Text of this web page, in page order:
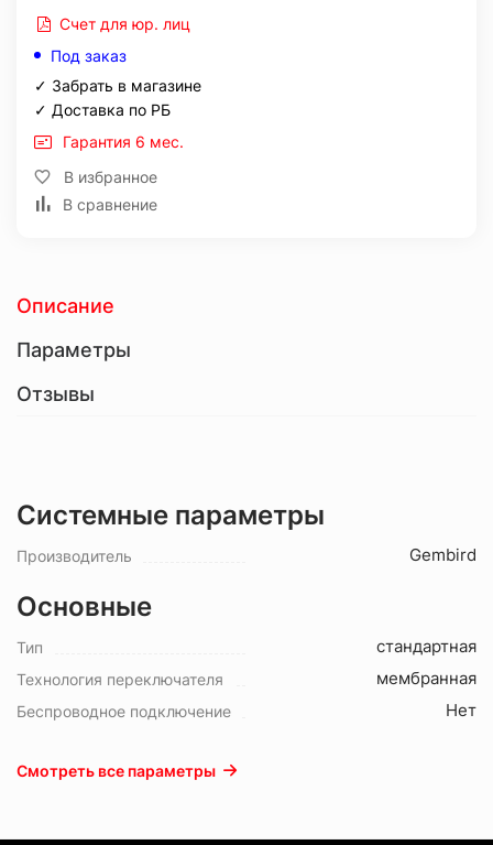
Счет для юр. лиц
Под заказ
✓ Забрать в магазине
✓ Доставка по РБ
Гарантия 6 мес.
В избранное
В сравнение
Описание
Параметры
Отзывы
Системные параметры
Производитель Gembird
Основные
Тип стандартная
Технология переключателя мембранная
Беспроводное подключение Нет
Смотреть все параметры